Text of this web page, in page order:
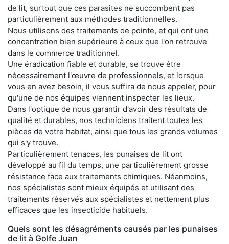
de lit, surtout que ces parasites ne succombent pas
particulièrement aux méthodes traditionnelles.
Nous utilisons des traitements de pointe, et qui ont une
concentration bien supérieure à ceux que l'on retrouve
dans le commerce traditionnel.
Une éradication fiable et durable, se trouve être
nécessairement l'œuvre de professionnels, et lorsque
vous en avez besoin, il vous suffira de nous appeler, pour
qu'une de nos équipes viennent inspecter les lieux.
Dans l'optique de nous garantir d'avoir des résultats de
qualité et durables, nos techniciens traitent toutes les
pièces de votre habitat, ainsi que tous les grands volumes
qui s'y trouve.
Particulièrement tenaces, les punaises de lit ont
développé au fil du temps, une particulièrement grosse
résistance face aux traitements chimiques. Néanmoins,
nos spécialistes sont mieux équipés et utilisant des
traitements réservés aux spécialistes et nettement plus
efficaces que les insecticide habituels.
Quels sont les désagréments causés par les punaises
de lit à Golfe Juan